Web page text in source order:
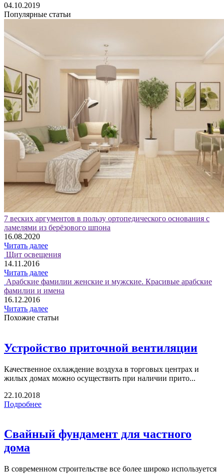
04.10.2019
Популярные статьи
7 веских аргументов в пользу ортопедического основания с
ламелями из берёзового шпона
16.08.2020
Читать далее
Щит освещения
14.11.2016
Читать далее
Арабские фамилии женские и мужские. Красивые арабские
фамилии и имена
16.12.2016
Читать далее
Похожие статьи
Устройство приточной вентиляции
Качественное охлаждение воздуха в торговых центрах и
жилых домах можно осуществить при наличии прито...
22.10.2018
Подробнее
Свайный фундамент для частного
дома
В современном строительстве все более широко используется